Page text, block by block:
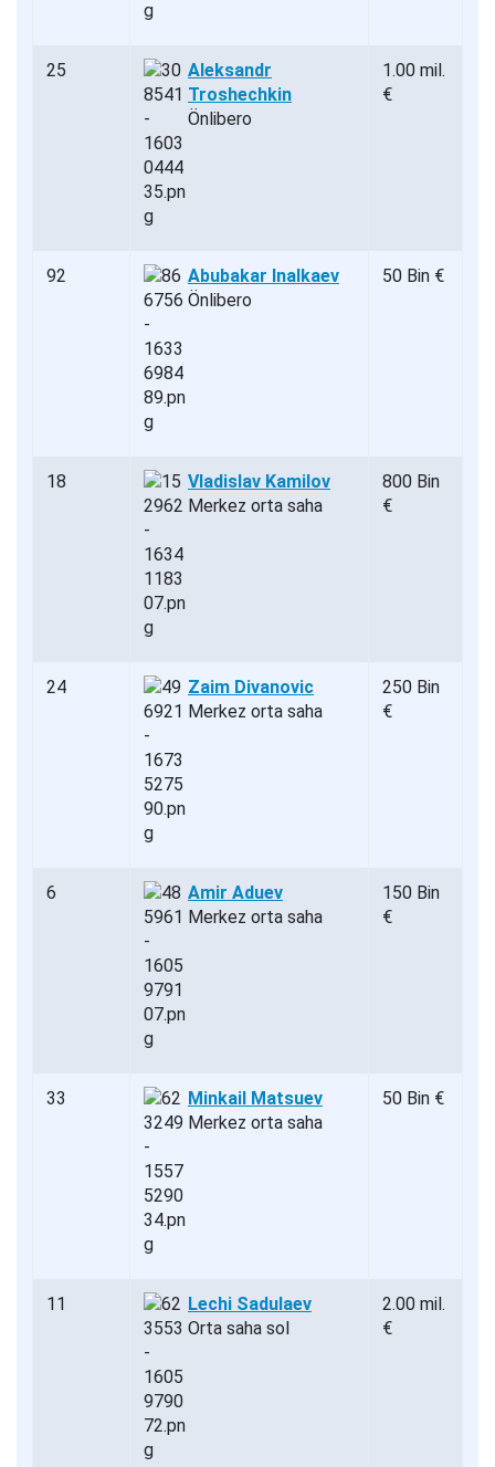
25
Aleksandr
Troshechkin
Önlibero
1.00 mil.
€
92
Abubakar Inalkaev
Önlibero
50 Bin €
18
Vladislav Kamilov
Merkez orta saha
800 Bin
€
24
Zaim Divanovic
Merkez orta saha
250 Bin
€
6
Amir Aduev
Merkez orta saha
150 Bin
€
33
Minkail Matsuev
Merkez orta saha
50 Bin €
11
Lechi Sadulaev
Orta saha sol
2.00 mil.
€